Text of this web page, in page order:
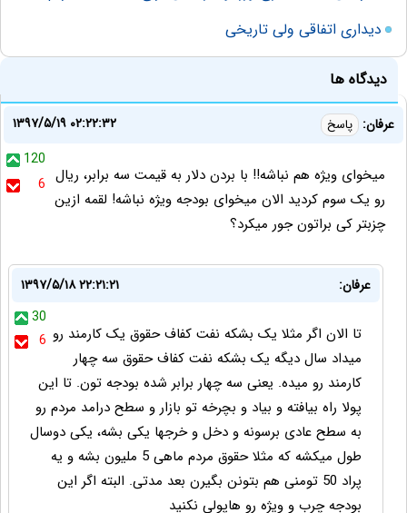
ديداری اتفاقی ولی تاريخی
دیدگاه ها
عرفان: پاسخ
۱۳۹۷/۵/۱۹ ۰۲:۲۲:۳۲
120
6 میخوای ویژه هم نباشه!! با بردن دلار به قیمت سه برابر، ریال
رو یک سوم کردید الان میخوای بودجه ویژه نباشه! لقمه ازین
چزبتر کی براتون جور میکرد؟
عرفان:
۱۳۹۷/۵/۱۸ ۲۲:۲۱:۲۱
30
6 تا الان اگر مثلا یک بشکه نفت کفاف حقوق یک کارمند رو
میداد سال دیگه یک بشکه نفت کفاف حقوق سه چهار
کارمند رو میده. یعنی سه چهار برابر شده بودجه تون. تا این
پولا راه بیافته و بیاد و بچرخه تو بازار و سطح درامد مردم رو
به سطح عادی برسونه و دخل و خرجها یکی بشه، یکی دوسال
طول میکشه که مثلا حقوق مردم ماهی 5 ملیون بشه و یه
پراد 50 تومنی هم بتونن بگیرن بعد مدتی. البته اگر این
بودجه چرب و ویژه رو هاپولی نکنید